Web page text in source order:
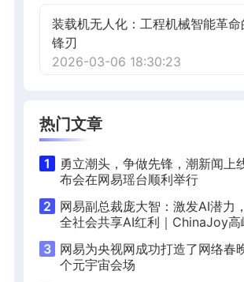
装载机无人化：工程机械智能革命
锋刃
2026-03-06 18:30:23
热门文章
1
勇立潮头，争做先锋，潮新闻上
布会在网易瑶台顺利举行
2
网易副总裁庞大智：激发AI潜力
全社会共享AI红利｜ChinaJoy高
3 网易为央视网成功打造了网络春
个元宇宙会场